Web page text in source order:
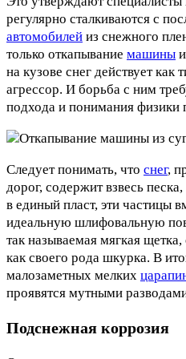
регулярно сталкиваются с
автомобилей из снежного
только откапывание машины
на кузове снег действует
агрессор. И борьба с ним
подхода и понимания физики
Следует понимать, что снег,
дорог, содержит взвесь
в единый пласт, эти частицы
идеальную шлифовальную
так называемая мягкая
как своего рода шкурка. В
малозаметных мелких
проявятся мутными
Подснежная коррозия